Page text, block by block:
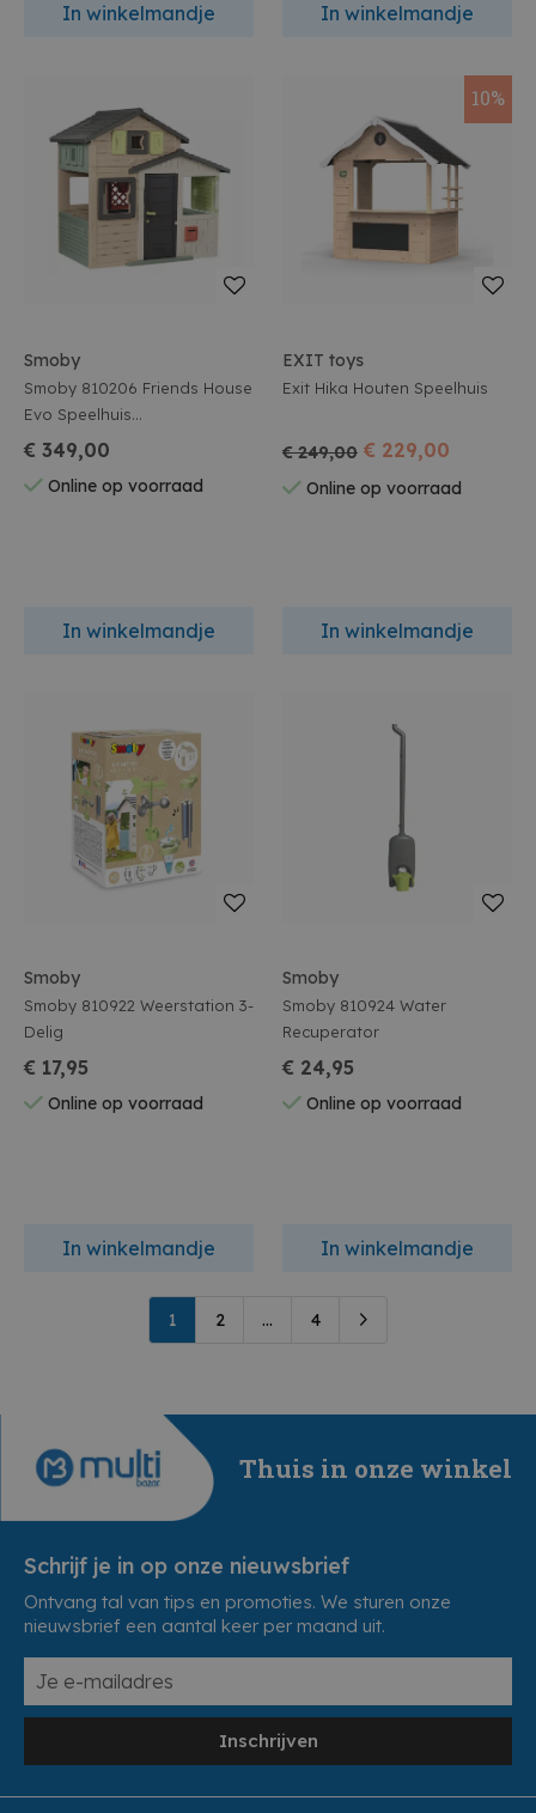
In winkelmandje In winkelmandje
Smoby
Smoby 810206 Friends House
Evo Speelhuis
175.4X108X162Cm
€ 349,00
Online op voorraad
In winkelmandje
10%
EXIT toys
Exit Hika Houten Speelhuis
€ 249,00 € 229,00
Online op voorraad
In winkelmandje
Smoby
Smoby 810922 Weerstation 3-
Delig
€ 17,95
Online op voorraad
In winkelmandje
Smoby
Smoby 810924 Water
Recuperator
€ 24,95
Online op voorraad
In winkelmandje
1 2 ... 4
Thuis in onze winkel
Schrijf je in op onze nieuwsbrief
Ontvang tal van tips en promoties. We sturen onze
nieuwsbrief een aantal keer per maand uit.
Inschrijven